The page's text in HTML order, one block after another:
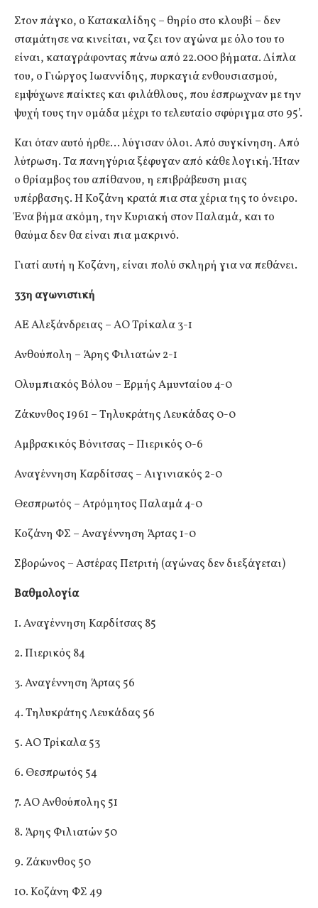
Στον πάγκο, ο Κατακαλίδης – θηρίο στο κλουβί – δεν
σταμάτησε να κινείται, να ζει τον αγώνα με όλο του το
είναι, καταγράφοντας πάνω από 22.000 βήματα. Δίπλα
του, ο Γιώργος Ιωαννίδης, πυρκαγιά ενθουσιασμού,
εμψύχωνε παίκτες και φιλάθλους, που έσπρωχναν με την
ψυχή τους την ομάδα μέχρι το τελευταίο σφύριγμα στο 95’.
Και όταν αυτό ήρθε… λύγισαν όλοι. Από συγκίνηση. Από
λύτρωση. Τα πανηγύρια ξέφυγαν από κάθε λογική. Ήταν
ο θρίαμβος του απίθανου, η επιβράβευση μιας
υπέρβασης. Η Κοζάνη κρατά πια στα χέρια της το όνειρο.
Ένα βήμα ακόμη, την Κυριακή στον Παλαμά, και το
θαύμα δεν θα είναι πια μακρινό.
Γιατί αυτή η Κοζάνη, είναι πολύ σκληρή για να πεθάνει.
33η αγωνιστική
ΑΕ Αλεξάνδρειας – ΑΟ Τρίκαλα 3-1
Ανθούπολη – Άρης Φιλιατών 2-1
Ολυμπιακός Βόλου – Ερμής Αμυνταίου 4-0
Ζάκυνθος 1961 – Τηλυκράτης Λευκάδας 0-0
Αμβρακικός Βόνιτσας – Πιερικός 0-6
Αναγέννηση Καρδίτσας – Αιγινιακός 2-0
Θεσπρωτός – Ατρόμητος Παλαμά 4-0
Κοζάνη ΦΣ – Αναγέννηση Άρτας 1-0
Σβορώνος – Αστέρας Πετριτή (αγώνας δεν διεξάγεται)
Βαθμολογία
1. Αναγέννηση Καρδίτσας 85
2. Πιερικός 84
3. Αναγέννηση Άρτας 56
4. Τηλυκράτης Λευκάδας 56
5. ΑΟ Τρίκαλα 53
6. Θεσπρωτός 54
7. ΑΟ Ανθούπολης 51
8. Άρης Φιλιατών 50
9. Ζάκυνθος 50
10. Κοζάνη ΦΣ 49